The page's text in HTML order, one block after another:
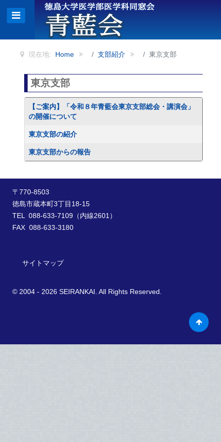
現在地: Home 支部紹介 東京支部
東京支部
記事タイトル
【ご案内】「令和８年青藍会東京支部総会・講演会」
の開催について
東京支部の紹介
東京支部からの報告
〒770-8503
徳島市蔵本町3丁目18-15
TEL 088-633-7109（内線2601）
FAX 088-633-3180
サイトマップ
© 2004 - 2026 SEIRANKAI. All Rights Reserved.